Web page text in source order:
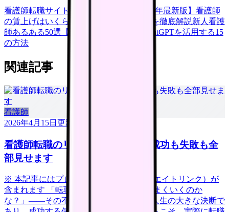
看護師転職サイトランキングTOP5【2026年最新版】 看護師
の賃上げはいくら？2026年度の最新情報を徹底解説新人看護
師あるある50選【共感必至】
看護師がChatGPTを活用する15
の方法
関連記事
看護師
2026年4月15日 更新
看護師転職のリアル体験談12選｜成功も失敗も全
部見せます
※ 本記事にはプロモーション（アフィリエイトリンク）が
含まれます 「転職したいけど、本当にうまくいくのか
な？」——その不安、当然です。転職は人生の大きな決断で